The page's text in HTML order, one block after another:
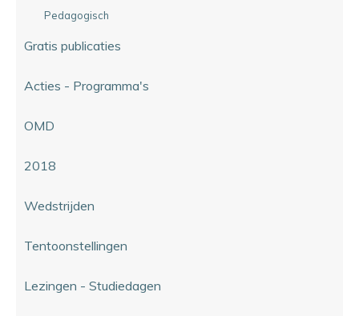
Pedagogisch
Gratis publicaties
Acties - Programma's
OMD
2018
Wedstrijden
Tentoonstellingen
Lezingen - Studiedagen